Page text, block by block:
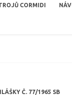
CORMIDI
Č. 77/1965 SB